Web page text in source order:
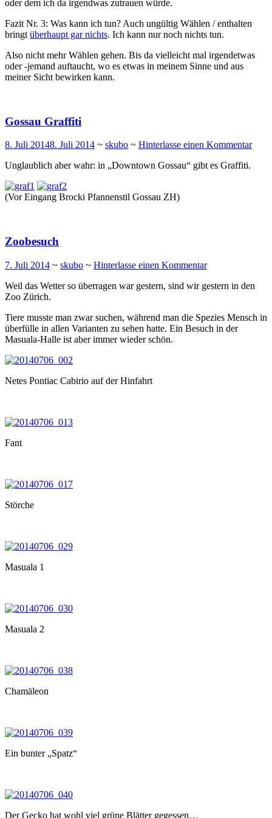
oder dem ich da irgendwas zutrauen würde.
Fazit Nr. 3: Was kann ich tun? Auch ungültig Wählen / enthalten
bringt überhaupt gar nichts. Ich kann nur noch nichts tun.
Also nicht mehr Wählen gehen. Bis da vielleicht mal irgendetwas
oder -jemand auftaucht, wo es etwas in meinem Sinne und aus
meiner Sicht bewirken kann.
Gossau Graffiti
8. Juli 20148. Juli 2014 ~ skubo ~ Hinterlasse einen Kommentar
Unglaublich aber wahr: in „Downtown Gossau“ gibt es Graffiti.
(Vor Eingang Brocki Pfannenstil Gossau ZH)
Zoobesuch
7. Juli 2014 ~ skubo ~ Hinterlasse einen Kommentar
Weil das Wetter so überragen war gestern, sind wir gestern in den
Zoo Zürich.
Tiere musste man zwar suchen, während man die Spezies Mensch in
überfülle in allen Varianten zu sehen hatte. Ein Besuch in der
Masuala-Halle ist aber immer wieder schön.
Netes Pontiac Cabirio auf der Hinfahrt
Fant
Störche
Masuala 1
Masuala 2
Chamäleon
Ein bunter „Spatz“
Der Gecko hat wohl viel grüne Blätter gegessen…